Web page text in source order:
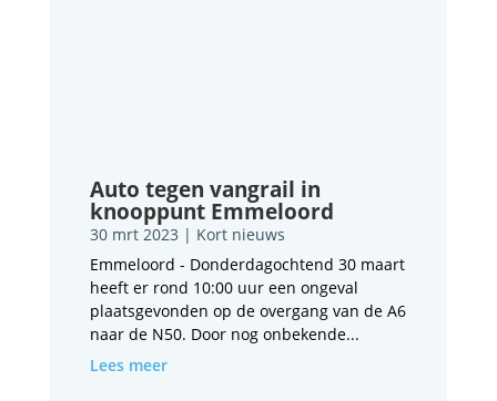
Auto tegen vangrail in
knooppunt Emmeloord
30 mrt 2023 | Kort nieuws
Emmeloord - Donderdagochtend 30 maart
heeft er rond 10:00 uur een ongeval
plaatsgevonden op de overgang van de A6
naar de N50. Door nog onbekende...
Lees meer